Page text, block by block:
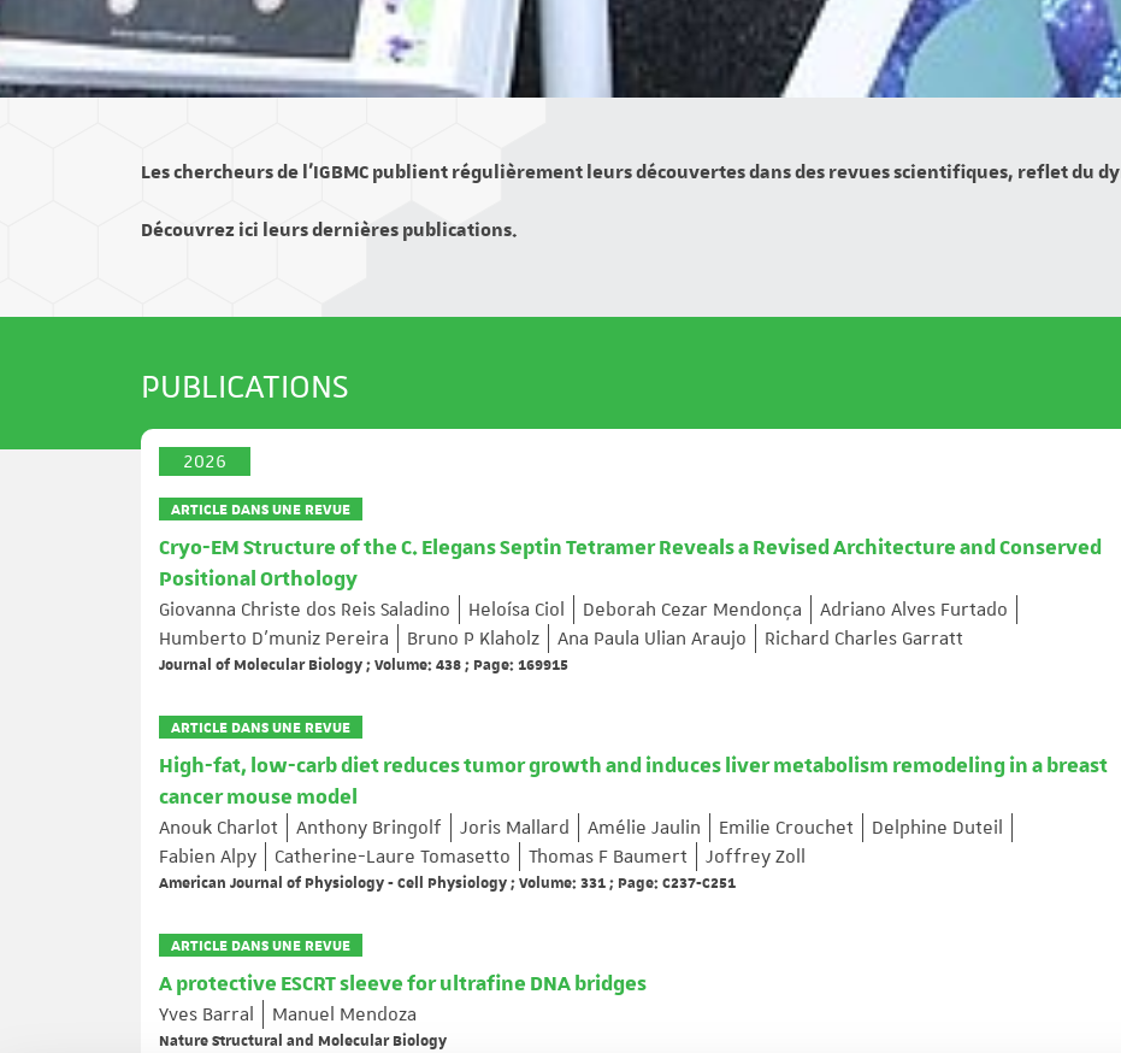
Les chercheurs de l’IGBMC publient régulièrement leurs découvertes dans des revues scientifiques, reflet du
Découvrez ici leurs dernières publications.
PUBLICATIONS
2026
ARTICLE DANS UNE REVUE
Cryo-EM Structure of the C. Elegans Septin Tetramer Reveals a Revised Architecture and Conserved
Positional Orthology
Giovanna Christe dos Reis Saladino Heloísa Ciol Deborah Cezar Mendonça
Adriano Alves Furtado
Humberto D’muniz Pereira
Bruno P Klaholz Ana Paula Ulian Araujo Richard Charles Garratt
Journal of Molecular Biology ; Volume: 438 ; Page: 169915
ARTICLE DANS UNE REVUE
High-fat, low-carb diet reduces tumor growth and induces liver metabolism remodeling in a breast
cancer mouse model
Anouk Charlot Anthony Bringolf Joris Mallard Amélie Jaulin Emilie Crouchet
Delphine Duteil
Fabien Alpy
Catherine-Laure Tomasetto Thomas F Baumert Joffrey Zoll
American Journal of Physiology - Cell Physiology ; Volume: 331 ; Page: C237-C251
ARTICLE DANS UNE REVUE
A protective ESCRT sleeve for ultrafine DNA bridges
Yves Barral Manuel Mendoza
Nature Structural and Molecular Biology